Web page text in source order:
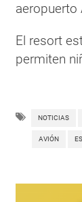
aeropuerto
El resort
permiten
NOTICIAS
AVIÓN